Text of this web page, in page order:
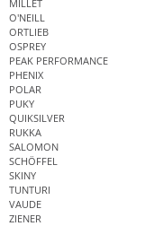
MILLET
O'NEILL
ORTLIEB
OSPREY
PEAK PERFORMANCE
PHENIX
POLAR
PUKY
QUIKSILVER
RUKKA
SALOMON
SCHÖFFEL
SKINY
TUNTURI
VAUDE
ZIENER